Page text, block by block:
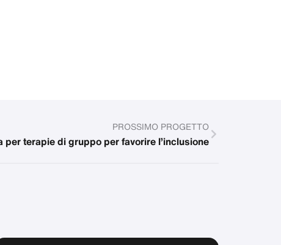
PROSSIMO PROGETTO
per terapie di gruppo per favorire l’inclusione